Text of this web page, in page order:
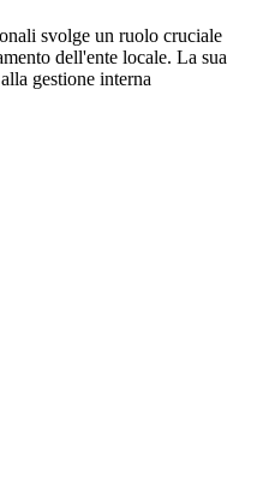
svolge un ruolo cruciale
dell'ente locale. La sua
gestione interna